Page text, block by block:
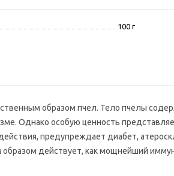
100 г
образом пчел. Тело пчелы
Однако особую ценность
предупреждает диабет,
действует, как мощнейший